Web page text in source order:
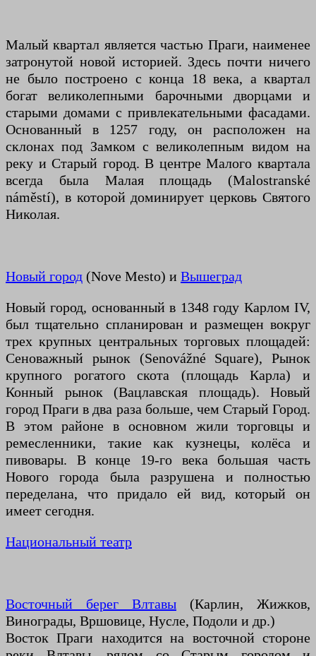
Малый квартал является частью Праги, наименее
затронутой новой историей. Здесь почти ничего
не было построено с конца 18 века, а квартал
богат великолепными барочными дворцами и
старыми домами с привлекательными фасадами.
Основанный в 1257 году, он расположен на
склонах под Замком с великолепным видом на
реку и Старый город. В центре Малого квартала
всегда была Малая площадь (Malostranské
náměstí), в которой доминирует церковь Святого
Николая.
Новый город (Nove Mesto) и Вышеград
Новый город, основанный в 1348 году Карлом IV,
был тщательно спланирован и размещен вокруг
трех крупных центральных торговых площадей:
Сеноважный рынок (Senovážné Square), Рынок
крупного рогатого скота (площадь Карла) и
Конный рынок (Вацлавская площадь). Новый
город Праги в два раза больше, чем Старый Город.
В этом районе в основном жили торговцы и
ремесленники, такие как кузнецы, колёса и
пивовары. В конце 19-го века большая часть
Нового города была разрушена и полностью
переделана, что придало ей вид, который он
имеет сегодня.
Национальный театр
Восточный берег Влтавы (Карлин, Жижков,
Винограды, Вршовице, Нусле, Подоли и др.)
Восток Праги находится на восточной стороне